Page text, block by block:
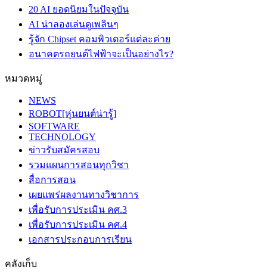
20 AI ยอดนิยมในปัจจุบัน
AI น่าลองเล่นดูเพลินๆ
รู้จัก Chipset คอมพิวเตอร์แต่ละค่าย
อนาคตรถยนต์ไฟฟ้าจะเป็นอย่างไร?
หมวดหมู่
NEWS
ROBOT[หุ่นยนต์น่ารู้]
SOFTWARE
TECHNOLOGY
ข่าวรับสมัครสอบ
รวมแผนการสอนทุกวิชา
สื่อการสอน
เผยแพร่ผลงานทางวิชาการ
เพื่อรับการประเมิน คศ.3
เพื่อรับการประเมิน คศ.4
เอกสารประกอบการเรียน
คลังเก็บ